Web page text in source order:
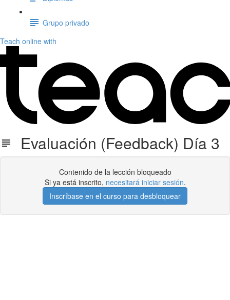
Grupo privado
Teach online with
Evaluación (Feedback) Día 3
Contenido de la lección bloqueado
Si ya está inscrito, necesitará iniciar sesión.
Inscríbase en el curso para desbloquear